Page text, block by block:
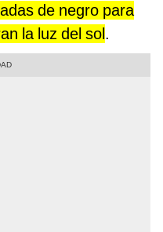
de negro para
la luz del sol.